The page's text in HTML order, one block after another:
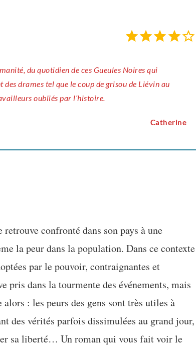
drames tel que le coup de grisou de Liévin au
oubliés par l’histoire.
Catherine
confronté dans son pays à une
la peur dans la population. Dans ce contexte
par le pouvoir, contraignantes et
pris dans la tourmente des événements, mais
: les peurs des gens sont très utiles à
des vérités parfois dissimulées au grand jour,
sa liberté… Un roman qui vous fait voir le